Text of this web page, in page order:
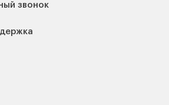
звонок